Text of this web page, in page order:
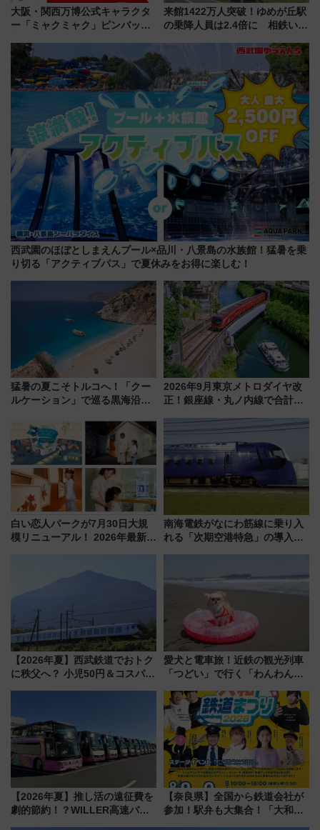
大阪・関西万博公式キャラクタ
ー「ミャクミャク」ピンバッジ
中旬発売
来館1422万人突破！ゆめが丘駅
の乗降人員は2.4倍に 相鉄いず
年祭にそうにゃん＆DB.スター
マンが登場
西武園のほぼとしまえんプール×品川・八景島の水族館！猛暑を乗
り切る「アクティブパス」で夏休みをお得に楽しむ！
猛暑の夏こそトルコへ！「クー
ルケーション」で巡る黒海沿岸
連検索数が前年比237％増、ナ
ショジオも認める『2026年に訪
れるべき世界の旅先』
2026年9月東京メトロダイヤ改
正！銀座線・丸ノ内線で合計
白い恋人パークが7月30日大規
模リニューアル！ 2026年最新の
南海電鉄がなにわ筋線に乗り入
れる「次期空港特急」の導入を
【2026年夏】西武鉄道でおトク
に秩父へ？ 小児50円＆コスパ最
検や特急ラビューも
愛犬と電車旅！近鉄の観光列車
「つどい」で行く「わんわん列
める日帰りツアー
【2026年夏】推し活の遠征費を
劇的節約！？WILLER高速バス
【奈良県】全国から鉄道会社が
参加！駅弁も大集合！「大和鉄